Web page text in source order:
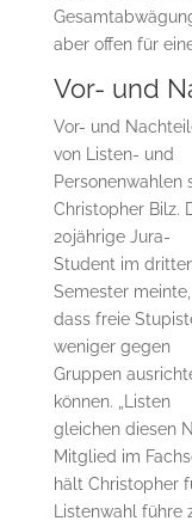
aber offen für
Vor- und
Vor- und
von Listen- und
Personenwahlen
Christopher Bilz.
20jährige Jura-
Student im
Semester meinte,
dass freie
weniger gegen
Gruppen
können. „Listen
gleichen diesen
Mitglied im
hält Christopher
Listenwahl